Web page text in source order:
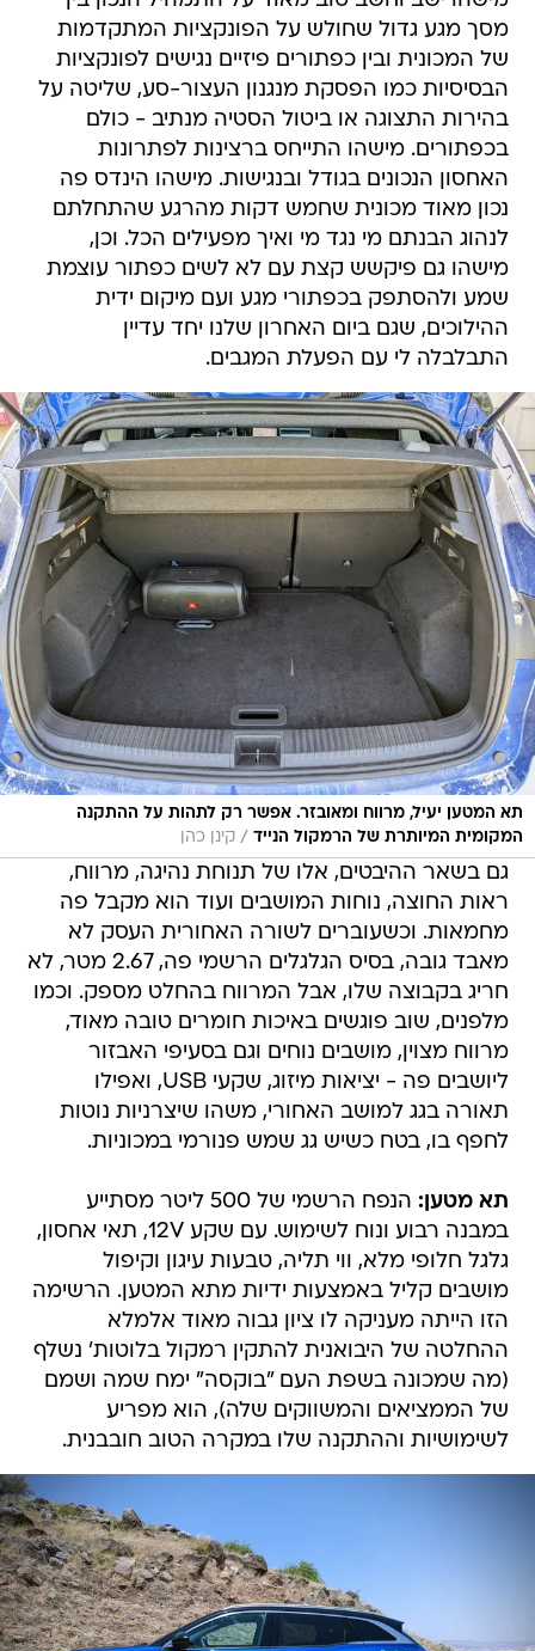
מסך מגע גדול שחולש על הפונקציות המתקדמות
של המכונית ובין כפתורים פיזיים נגישים לפונקציות
הבסיסיות כמו הפסקת מנגנון העצור-סע, שליטה על
בהירות התצוגה או ביטול הסטיה מנתיב - כולם
בכפתורים. מישהו התייחס ברצינות לפתרונות
האחסון הנכונים בגודל ובנגישות. מישהו הינדס פה
נכון מאוד מכונית שחמש דקות מהרגע שהתחלתם
לנהוג הבנתם מי נגד מי ואיך מפעילים הכל. וכן,
מישהו גם פיקשש קצת עם לא לשים כפתור עוצמת
שמע ולהסתפק בכפתורי מגע ועם מיקום ידית
ההילוכים, שגם ביום האחרון שלנו יחד עדיין
התבלבלה לי עם הפעלת המגבים.
תא המטען יעיל, מרווח ומאובזר. אפשר רק לתהות על ההתקנה
המקומית המיותרת של הרמקול הנייד / קינן כהן
גם בשאר ההיבטים, אלו של תנוחת נהיגה, מרווח,
ראות החוצה, נוחות המושבים ועוד הוא מקבל פה
מחמאות. וכשעוברים לשורה האחורית העסק לא
מאבד גובה, בסיס הגלגלים הרשמי פה, 2.67 מטר, לא
חריג בקבוצה שלו, אבל המרווח בהחלט מספק. וכמו
מלפנים, שוב פוגשים באיכות חומרים טובה מאוד,
מרווח מצוין, מושבים נוחים וגם בסעיפי האבזור
ליושבים פה - יציאות מיזוג, שקעי USB, ואפילו
תאורה בגג למושב האחורי, משהו שיצרניות נוטות
לחפף בו, בטח כשיש גג שמש פנורמי במכוניות.
תא מטען:
הנפח הרשמי של 500 ליטר מסתייע
במבנה רבוע ונוח לשימוש. עם שקע 12V, תאי אחסון,
גלגל חלופי מלא, ווי תליה, טבעות עיגון וקיפול
מושבים קליל באמצעות ידיות מתא המטען. הרשימה
הזו הייתה מעניקה לו ציון גבוה מאוד אלמלא
ההחלטה של היבואנית להתקין רמקול בלוטות' נשלף
(מה שמכונה בשפת העם "בוקסה" ימח שמה ושמם
של הממציאים והמשווקים שלה), הוא מפריע
לשימושיות וההתקנה שלו במקרה הטוב חובבנית.